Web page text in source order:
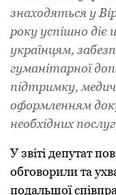
знаходяться у
року успішно
українцям,
гуманітарної
підтримку,
оформленням
необхідних
У звіті депутат
обговорили та
подальшої